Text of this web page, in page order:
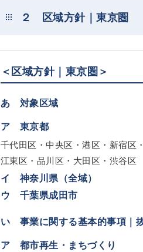
２ 区域方針｜東京圏
＜区域方針｜東京圏＞
あ 対象区域
ア 東京都
千代田区・中央区・港区・新宿区
江東区・品川区・大田区・渋谷区
イ 神奈川県（全域）
ウ 千葉県成田市
い 事業に関する基本的事項｜
ア 都市再生・まちづくり